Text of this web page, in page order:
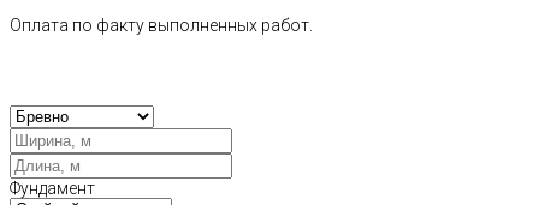
Оплата по факту выполненных работ.
Фундамент